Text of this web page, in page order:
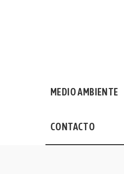
MEDIO AMBIENTE
CONTACTO